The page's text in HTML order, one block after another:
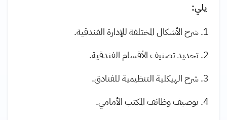
يلي:
شرح الأشكال المختلفة للإدارة الفندقية.
تحديد تصنيف الأقسام الفندقية.
شرح الهيكلية التنظيمية للفنادق.
توصيف وظائف المكتب الأمامي.